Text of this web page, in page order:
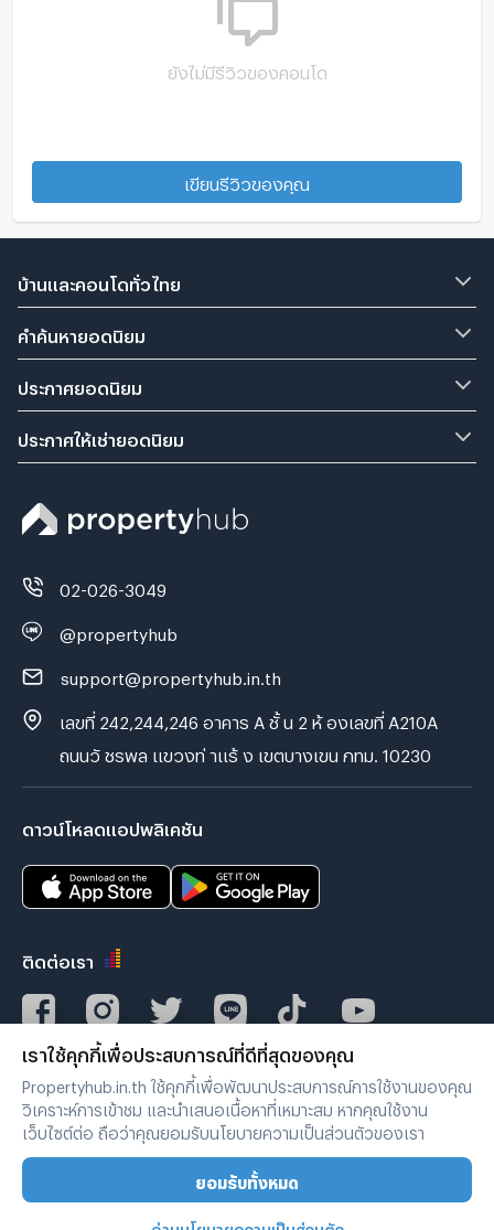
ยังไม่มีรีวิวของคอนโด
เขียนรีวิวของคุณ
บ้านและคอนโดทั่วไทย
คำค้นหายอดนิยม
ประกาศยอดนิยม
ประกาศให้เช่ายอดนิยม
02-026-3049
@propertyhub
support@propertyhub.in.th
เลขที่ 242,244,246 อาคาร A ชั้ น 2 ห้ องเลขที่ A210A
ถนนวั ชรพล แขวงท่ าแร้ ง เขตบางเขน กทม. 10230
ดาวน์โหลดแอปพลิเคชัน
ติดต่อเรา
Copyright © 2019-2020
Zimple Internet Co., Ltd. , All rights reserved.
เราใช้คุกกี้เพื่อประสบการณ์ที่ดีที่สุดของคุณ
Propertyhub.in.th ใช้คุกกี้เพื่อพัฒนาประสบการณ์การใช้งานของคุณ
วิเคราะห์การเข้าชม และนำเสนอเนื้อหาที่เหมาะสม หากคุณใช้งาน
เว็บไซต์ต่อ ถือว่าคุณยอมรับนโยบายความเป็นส่วนตัวของเรา
ยอมรับทั้งหมด
อ่านนโยบายความเป็นส่วนตัว